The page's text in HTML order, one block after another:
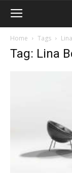
Home Tags
Tag: Lina